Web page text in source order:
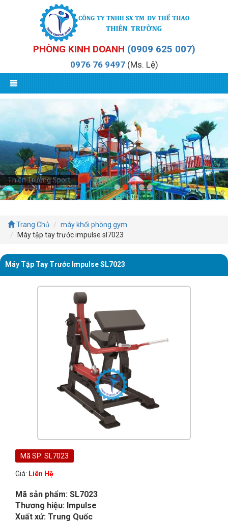
PHÒNG KINH DOANH (0909 625 007)
0976 76 9497(Ms. Lệ)
Thiên Trường Sport
Trang Chủ
máy khối phòng gym
Máy tập tay trước impulse sl7023
Máy Tập Tay Trước Impulse SL7023
Mã SP: SL7023
Giá: Liên Hệ
Mã sản phẩm: SL7023
Thương hiệu: Impulse
Xuất xứ: Trung Quốc